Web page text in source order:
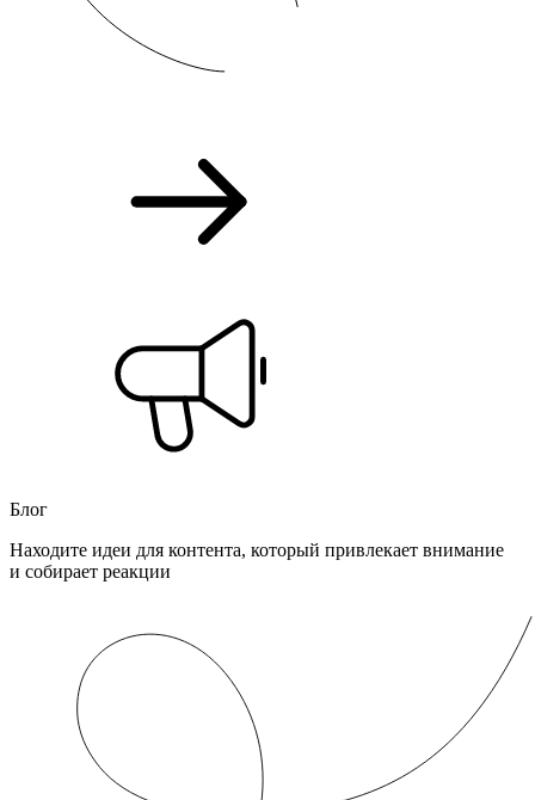
Блог
Находите идеи для контента, который привлекает внимание
и собирает реакции